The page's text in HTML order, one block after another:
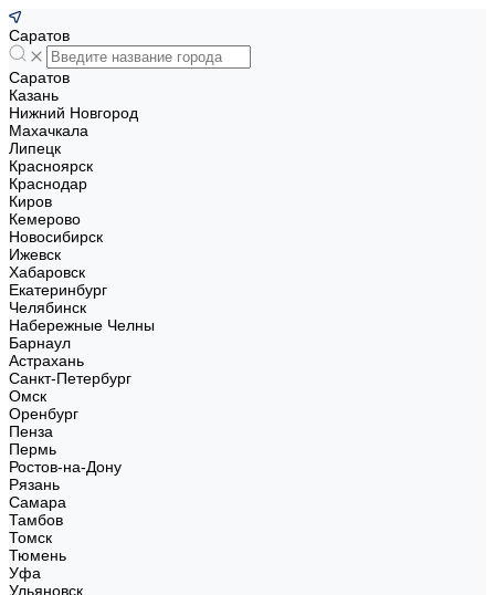
Саратов
Саратов
Казань
Нижний Новгород
Махачкала
Липецк
Красноярск
Краснодар
Киров
Кемерово
Новосибирск
Ижевск
Хабаровск
Екатеринбург
Челябинск
Набережные Челны
Барнаул
Астрахань
Санкт-Петербург
Омск
Оренбург
Пенза
Пермь
Ростов-на-Дону
Рязань
Самара
Тамбов
Томск
Тюмень
Уфа
Ульяновск